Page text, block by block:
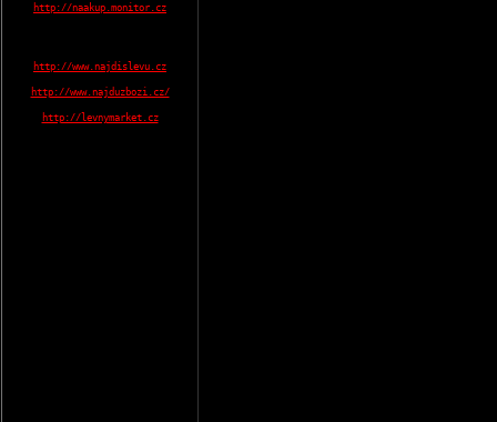
http://naakup.monitor.cz
http://www.najdislevu.cz
http://www.najduzbozi.cz/
http://levnymarket.cz